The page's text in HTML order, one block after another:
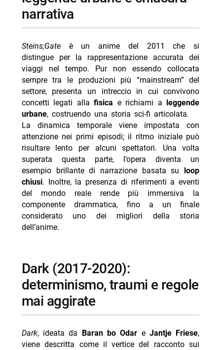
narrativa
Steins;Gateè un anime del 2011 che si
distingue per la rappresentazione accurata dei
viaggi nel tempo. Pur non essendo collocata
sempre tra le produzioni più “mainstream” del
settore, presenta un intreccio in cui convivono
concetti legati allafisica e richiami a leggende
urbane, costruendo una storia sci-fi articolata.
La dinamica temporale viene impostata con
attenzione nei primi episodi; il ritmo iniziale può
risultare lento per alcuni spettatori. Una volta
superata questa parte, l’opera diventa un
esempio brillante di narrazione basata su loop
chiusi. Inoltre, la presenza di riferimenti a eventi
del mondo reale rende più immersiva la
componente drammatica, fino a un finale
considerato uno dei migliori della storia
dell’anime.
dark (2017-2020):
determinismo, traumi e regole
mai aggirate
Dark, ideata da Baran bo Odar e Jantje Friese,
viene descritta come il vertice del racconto sui